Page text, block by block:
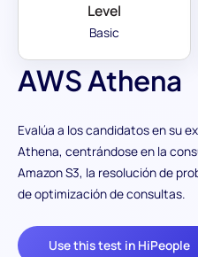
AWS Athena
Evalúa a los candidatos en su
Athena, centrándose en la
Amazon S3, la resolución de
de optimización de consultas.
Use this test in HiPeople
Level
Basic